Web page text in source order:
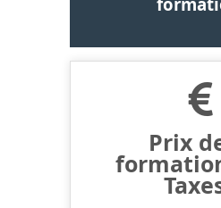
Prix